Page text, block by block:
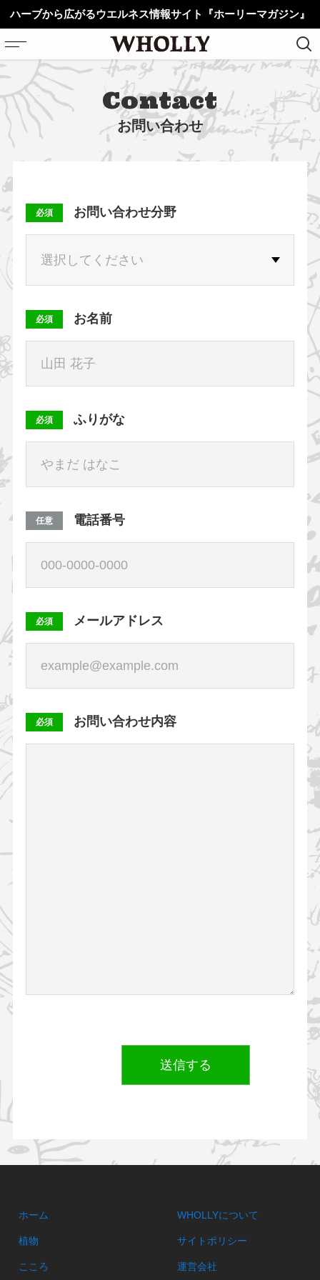
ホーム
植物
ライフスタイル
ハーブから広がるウエルネス情報サイト『ホーリーマガジン』
Contact
お問い合わせ
必須 お問い合わせ分野
必須 お名前
必須 ふりがな
任意 電話番号
必須 メールアドレス
必須 お問い合わせ内容
ホーム
植物
こころ
WHOLLYについて
サイトポリシー
運営会社